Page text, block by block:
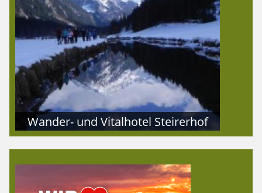
Wander- und Vitalhotel Steirerhof